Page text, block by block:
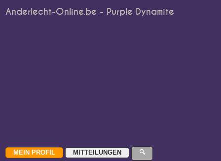
Anderlecht-Online.be - Purple Dynamite